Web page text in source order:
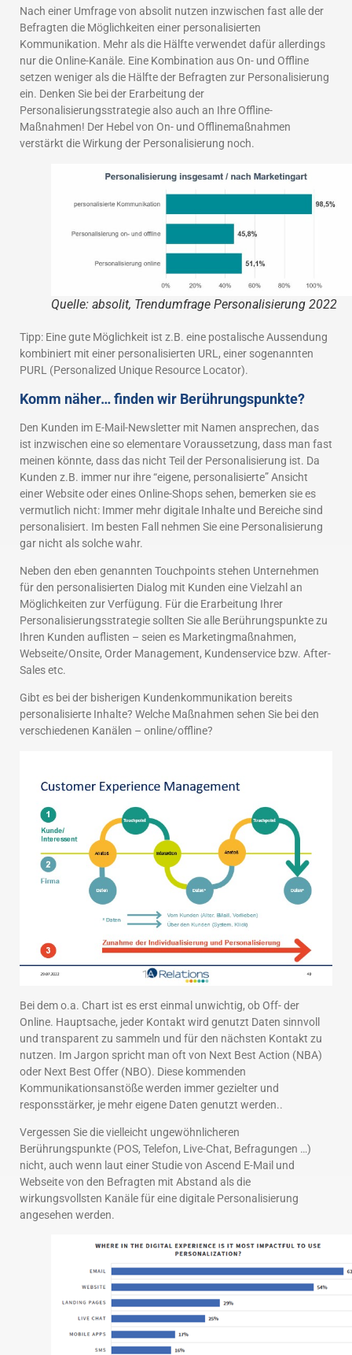
Nach einer Umfrage von absolit nutzen inzwischen fast alle der
Befragten die Möglichkeiten einer personalisierten
Kommunikation. Mehr als die Hälfte verwendet dafür allerdings
nur die Online-Kanäle. Eine Kombination aus On- und Offline
setzen weniger als die Hälfte der Befragten zur Personalisierung
ein. Denken Sie bei der Erarbeitung der
Personalisierungsstrategie also auch an Ihre Offline-
Maßnahmen! Der Hebel von On- und Offlinemaßnahmen
verstärkt die Wirkung der Personalisierung noch.
Quelle: absolit, Trendumfrage Personalisierung 2022
Tipp: Eine gute Möglichkeit ist z.B. eine postalische Aussendung
kombiniert mit einer personalisierten URL, einer sogenannten
PURL (Personalized Unique Resource Locator).
Komm näher… finden wir Berührungspunkte?
Den Kunden im E-Mail-Newsletter mit Namen ansprechen, das
ist inzwischen eine so elementare Voraussetzung, dass man fast
meinen könnte, dass das nicht Teil der Personalisierung ist. Da
Kunden z.B. immer nur ihre “eigene, personalisierte” Ansicht
einer Website oder eines Online-Shops sehen, bemerken sie es
vermutlich nicht: Immer mehr digitale Inhalte und Bereiche sind
personalisiert. Im besten Fall nehmen Sie eine Personalisierung
gar nicht als solche wahr.
Neben den eben genannten Touchpoints stehen Unternehmen
für den personalisierten Dialog mit Kunden eine Vielzahl an
Möglichkeiten zur Verfügung. Für die Erarbeitung Ihrer
Personalisierungsstrategie sollten Sie alle Berührungspunkte zu
Ihren Kunden auflisten – seien es Marketingmaßnahmen,
Webseite/Onsite, Order Management, Kundenservice bzw. After-
Sales etc.
Gibt es bei der bisherigen Kundenkommunikation bereits
personalisierte Inhalte? Welche Maßnahmen sehen Sie bei den
verschiedenen Kanälen – online/offline?
Bei dem o.a. Chart ist es erst einmal unwichtig, ob Off- der
Online. Hauptsache, jeder Kontakt wird genutzt Daten sinnvoll
und transparent zu sammeln und für den nächsten Kontakt zu
nutzen. Im Jargon spricht man oft von Next Best Action (NBA)
oder Next Best Offer (NBO). Diese kommenden
Kommunikationsanstöße werden immer gezielter und
responsstärker, je mehr eigene Daten genutzt werden..
Vergessen Sie die vielleicht ungewöhnlicheren
Berührungspunkte (POS, Telefon, Live-Chat, Befragungen …)
nicht, auch wenn laut einer Studie von Ascend E-Mail und
Webseite von den Befragten mit Abstand als die
wirkungsvollsten Kanäle für eine digitale Personalisierung
angesehen werden.